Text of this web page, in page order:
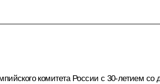
комитета России с 30-летием со